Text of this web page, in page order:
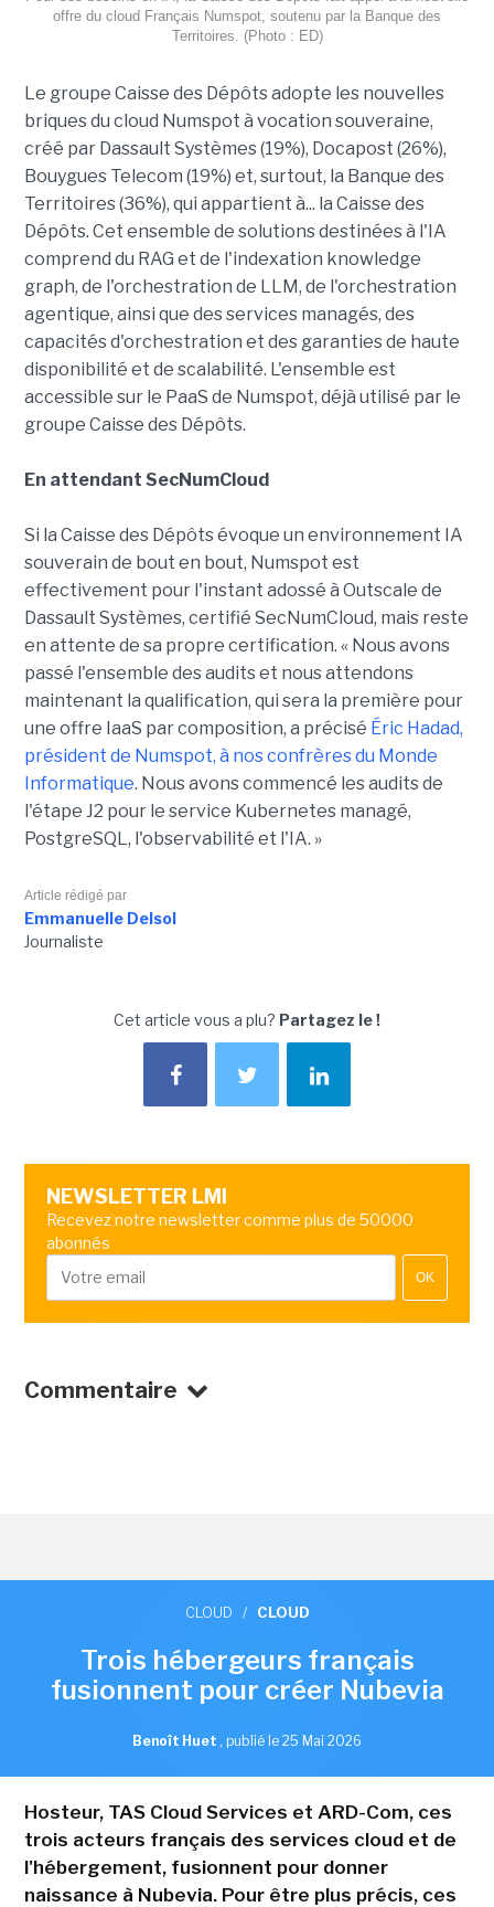
offre du cloud Français Numspot, soutenu par la Banque des
Territoires. (Photo : ED)
Le groupe Caisse des Dépôts adopte les nouvelles
briques du cloud Numspot à vocation souveraine,
créé par Dassault Systèmes (19%), Docapost (26%),
Bouygues Telecom (19%) et, surtout, la Banque des
Territoires (36%), qui appartient à... la Caisse des
Dépôts. Cet ensemble de solutions destinées à l'IA
comprend du RAG et de l'indexation knowledge
graph, de l'orchestration de LLM, de l'orchestration
agentique, ainsi que des services managés, des
capacités d'orchestration et des garanties de haute
disponibilité et de scalabilité. L'ensemble est
accessible sur le PaaS de Numspot, déjà utilisé par le
groupe Caisse des Dépôts.
En attendant SecNumCloud
Si la Caisse des Dépôts évoque un environnement IA
souverain de bout en bout, Numspot est
effectivement pour l'instant adossé à Outscale de
Dassault Systèmes, certifié SecNumCloud, mais reste
en attente de sa propre certification. « Nous avons
passé l'ensemble des audits et nous attendons
maintenant la qualification, qui sera la première pour
une offre IaaS par composition, a précisé Éric Hadad,
président de Numspot, à nos confrères du Monde
Informatique. Nous avons commencé les audits de
l'étape J2 pour le service Kubernetes managé,
PostgreSQL, l'observabilité et l'IA. »
Article rédigé par
Emmanuelle Delsol
Journaliste
Cet article vous a plu? Partagez le !
NEWSLETTER LMI
Recevez notre newsletter comme plus de 50000
abonnés
OK
Commentaire
CLOUD / CLOUD
Trois hébergeurs français
fusionnent pour créer Nubevia
Benoît Huet , publié le 25 Mai 2026
Hosteur, TAS Cloud Services et ARD-Com, ces
trois acteurs français des services cloud et de
l'hébergement, fusionnent pour donner
naissance à Nubevia. Pour être plus précis, ces